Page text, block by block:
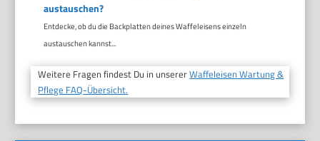
austauschen?
Entdecke, ob du die Backplatten deines Waffeleisens einzeln
austauschen kannst...
Weitere Fragen findest Du in unsererWaffeleisen Wartung &
Pflege FAQ-Übersicht.